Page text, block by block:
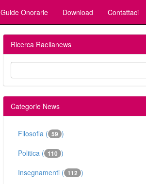
Guide Onorarie Download Contattaci
Ricerca Raelianews
Categorie News
Filosofia ( 59 )
Politica ( 110 )
Insegnamenti ( 112 )